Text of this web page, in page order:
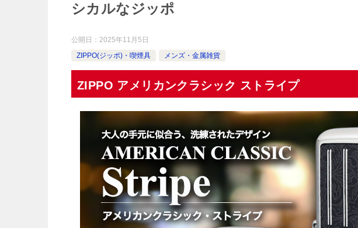
シカルなジッポ
公開日： 2025年11月5日
ZIPPO(ジッポ)・喫煙具
メンズ・金属雑貨
ZIPPO アメリカンクラシック ストライプ